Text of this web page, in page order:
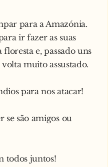
para a Amazónia.
ir fazer as suas
e, passado uns
muito assustado.
para nos atacar!
se são amigos ou
todos juntos!